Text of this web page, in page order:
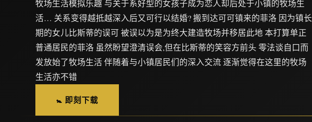
牧场生活模拟乐趣 与关于系好型的女孩子成为恋人却后处于小镇的牧场生
活… 关系变得越抵越深入后又可行以结婚? 搬到达可可镇来的菲洛 因为镇长
期的女儿比斯蒂的误可 被误以为是为终大建造牧场并移居此地 本打算单正
普通居民的菲洛 虽然盼望澄清误会,但在比斯蒂的笑容方前头 零法谈自口而
发放始了牧场生活 伴随着与小镇居民们的深入交流 逐渐觉得在这里的牧场
生活亦不错
🚼 即刻下载